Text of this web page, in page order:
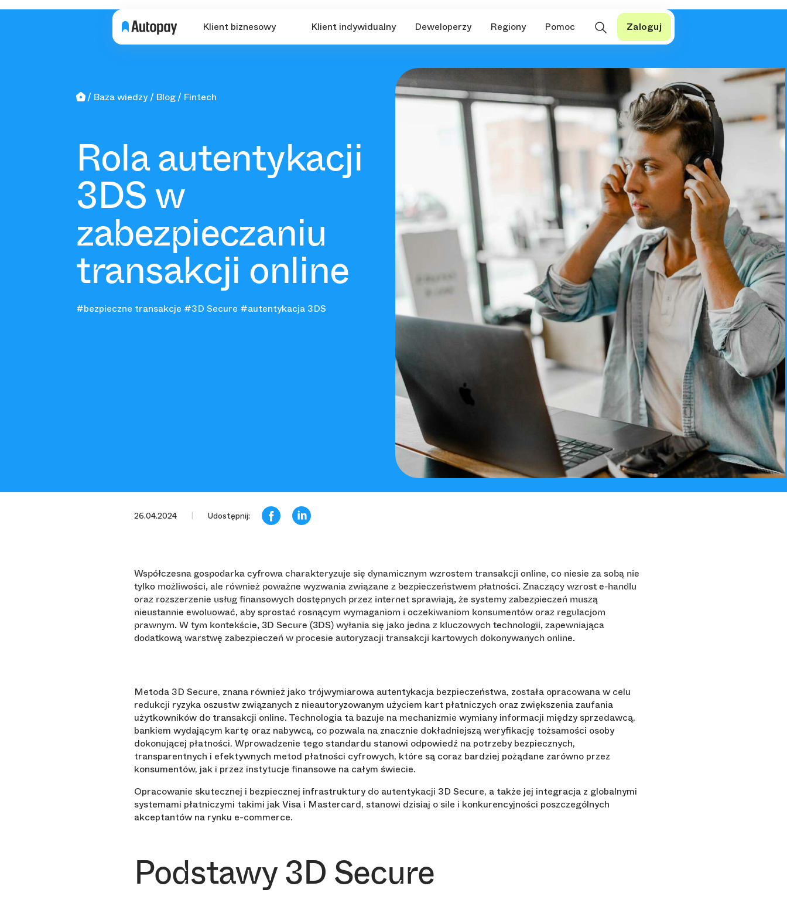
Klient biznesowy Klient indywidualny Deweloperzy Regiony Pomoc Zaloguj
Baza wiedzy Blog Fintech
Rola autentykacji
3DS w
zabezpieczaniu
transakcji online
#bezpieczne transakcje #3D Secure #autentykacja 3DS
26.04.2024 Udostępnij:
Współczesna gospodarka cyfrowa charakteryzuje się dynamicznym wzrostem transakcji online, co niesie za sobą nie
tylko możliwości, ale również poważne wyzwania związane z bezpieczeństwem płatności. Znaczący wzrost e-handlu
oraz rozszerzenie usług finansowych dostępnych przez internet sprawiają, że systemy zabezpieczeń muszą
nieustannie ewoluować, aby sprostać rosnącym wymaganiom i oczekiwaniom konsumentów oraz regulacjom
prawnym. W tym kontekście, 3D Secure (3DS) wyłania się jako jedna z kluczowych technologii, zapewniająca
dodatkową warstwę zabezpieczeń w procesie autoryzacji transakcji kartowych dokonywanych online.
Metoda 3D Secure, znana również jako trójwymiarowa autentykacja bezpieczeństwa, została opracowana w celu
redukcji ryzyka oszustw związanych z nieautoryzowanym użyciem kart płatniczych oraz zwiększenia zaufania
użytkowników do transakcji online. Technologia ta bazuje na mechanizmie wymiany informacji między sprzedawcą,
bankiem wydającym kartę oraz nabywcą, co pozwala na znacznie dokładniejszą weryfikację tożsamości osoby
dokonującej płatności. Wprowadzenie tego standardu stanowi odpowiedź na potrzeby bezpiecznych,
transparentnych i efektywnych metod płatności cyfrowych, które są coraz bardziej pożądane zarówno przez
konsumentów, jak i przez instytucje finansowe na całym świecie.
Opracowanie skutecznej i bezpiecznej infrastruktury do autentykacji 3D Secure, a także jej integracja z globalnymi
systemami płatniczymi takimi jak Visa i Mastercard, stanowi dzisiaj o sile i konkurencyjności poszczególnych
akceptantów na rynku e-commerce.
Podstawy 3D Secure